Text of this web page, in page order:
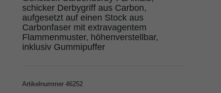
schicker Derbygriff aus Carbon,
aufgesetzt auf einen Stock aus
Carbonfaser mit extravagentem
Flammenmuster, höhenverstellbar,
inklusiv Gummipuffer
Artikelnummer 46252